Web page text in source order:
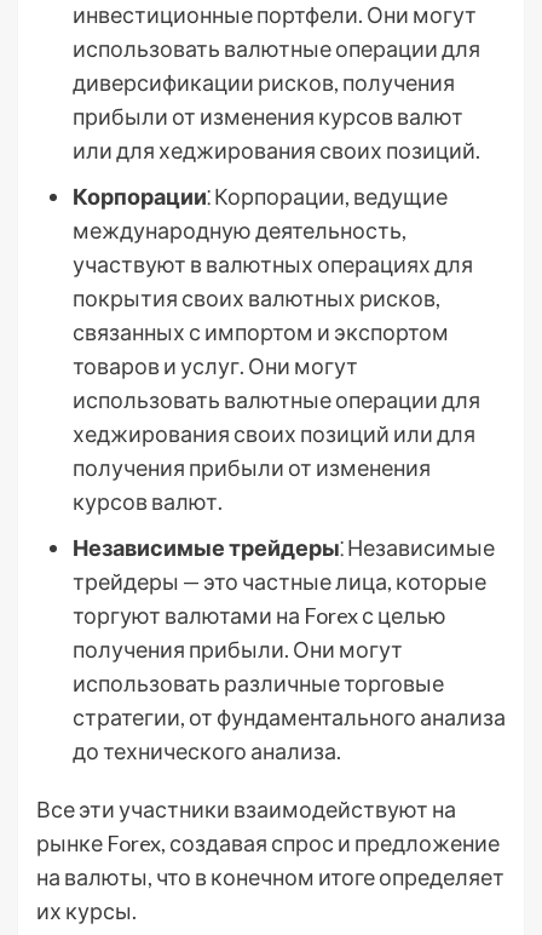
инвестиционные портфели. Они могут
использовать валютные операции для
диверсификации рисков, получения
прибыли от изменения курсов валют
или для хеджирования своих позиций.
Корпорации⁚ Корпорации, ведущие
международную деятельность,
участвуют в валютных операциях для
покрытия своих валютных рисков,
связанных с импортом и экспортом
товаров и услуг. Они могут
использовать валютные операции для
хеджирования своих позиций или для
получения прибыли от изменения
курсов валют.
Независимые трейдеры⁚ Независимые
трейдеры — это частные лица, которые
торгуют валютами на Forex с целью
получения прибыли. Они могут
использовать различные торговые
стратегии, от фундаментального анализа
до технического анализа.
Все эти участники взаимодействуют на
рынке Forex, создавая спрос и предложение
на валюты, что в конечном итоге определяет
их курсы.